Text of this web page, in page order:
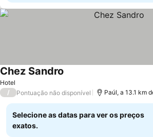
Hotel
Chez Sandro
/ Pontuação não disponível Paúl, a 13.1 km
Selecione as datas para ver os preços
exatos.